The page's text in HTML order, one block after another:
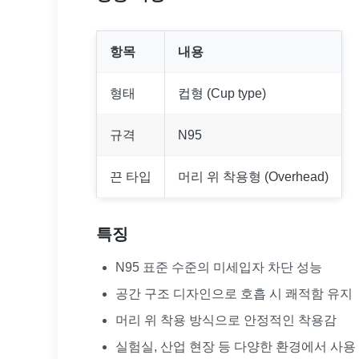
항목 내용
형태 컵형 (Cup type)
규격 N95
끈 타입 머리 위 착용형 (Overhead)
특징
N95 표준 수준의 미세입자 차단 성능
공간 구조 디자인으로 호흡 시 쾌적함 유지
머리 위 착용 방식으로 안정적인 착용감
실험실, 산업 현장 등 다양한 환경에서 사용